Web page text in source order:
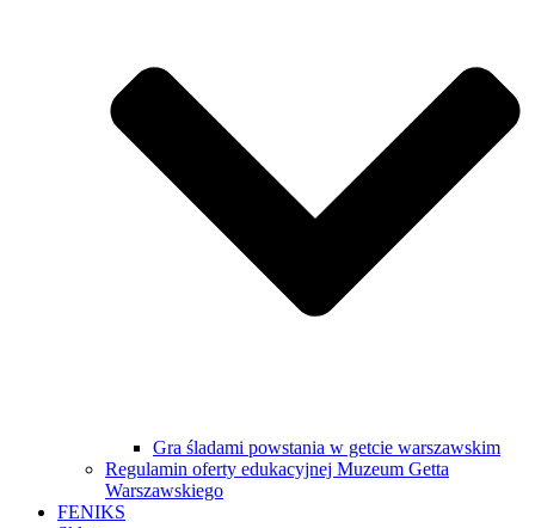
Gra śladami powstania w getcie warszawskim
Regulamin oferty edukacyjnej Muzeum Getta
Warszawskiego
FENIKS